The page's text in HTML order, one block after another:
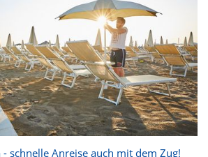
schnelle Anreise auch mit dem Zug!